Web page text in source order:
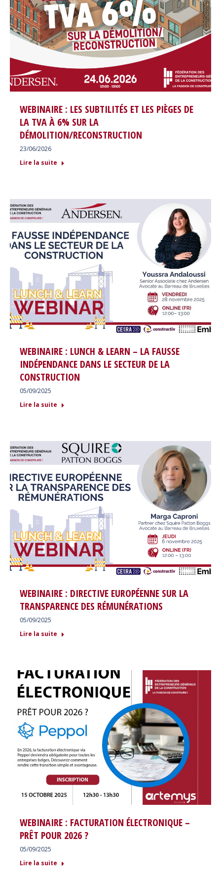
WEBINAIRE : LES SUBTILITÉS ET LES PIÈGES DE
LA TVA À 6% SUR LA
DÉMOLITION/RECONSTRUCTION
23/06/2026
Lire la suite
WEBINAIRE : LUNCH & LEARN – LA FAUSSE
INDÉPENDANCE DANS LE SECTEUR DE LA
CONSTRUCTION
05/09/2025
Lire la suite
WEBINAIRE : DIRECTIVE EUROPÉENNE SUR LA
TRANSPARENCE DES RÉMUNÉRATIONS
05/09/2025
Lire la suite
WEBINAIRE : FACTURATION ÉLECTRONIQUE –
PRÊT POUR 2026 ?
05/09/2025
Lire la suite